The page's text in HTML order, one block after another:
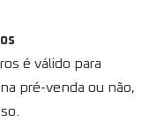
é válido para
pré-venda ou não,